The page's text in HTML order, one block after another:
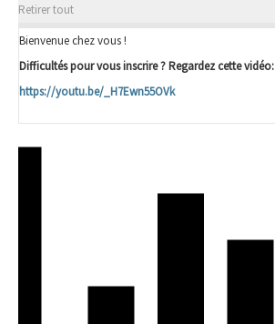
Retirer tout
Bienvenue chez vous !
Difficultés pour vous inscrire ? Regardez cette vidéo:
https://youtu.be/_H7Ewn55OVk